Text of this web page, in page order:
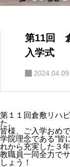
第11回
入学式
2024.04.09
第１１回倉敷リハ
た。
皆様、ご入学おめ
学院理念である“皆
れから充実した３
教職員一同全力で
しょう！